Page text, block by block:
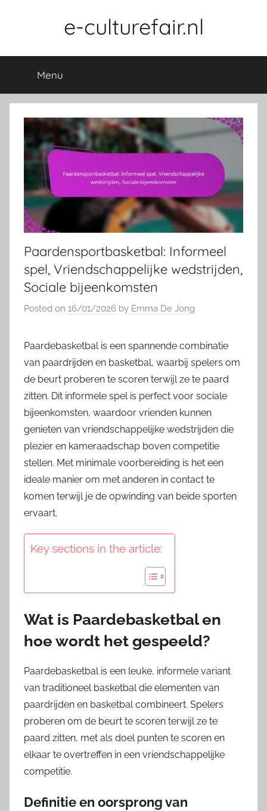
e-culturefair.nl
Menu
Paardensportbasketbal: Informeel
spel, Vriendschappelijke wedstrijden,
Sociale bijeenkomsten
Posted on 16/01/2026 by Emma De Jong
Paardebasketbal is een spannende combinatie
van paardrijden en basketbal, waarbij spelers om
de beurt proberen te scoren terwijl ze te paard
zitten. Dit informele spel is perfect voor sociale
bijeenkomsten, waardoor vrienden kunnen
genieten van vriendschappelijke wedstrijden die
plezier en kameraadschap boven competitie
stellen. Met minimale voorbereiding is het een
ideale manier om met anderen in contact te
komen terwijl je de opwinding van beide sporten
ervaart.
Key sections in the article:
Wat is Paardebasketbal en
hoe wordt het gespeeld?
Paardebasketbal is een leuke, informele variant
van traditioneel basketbal die elementen van
paardrijden en basketbal combineert. Spelers
proberen om de beurt te scoren terwijl ze te
paard zitten, met als doel punten te scoren en
elkaar te overtreffen in een vriendschappelijke
competitie.
Definitie en oorsprong van